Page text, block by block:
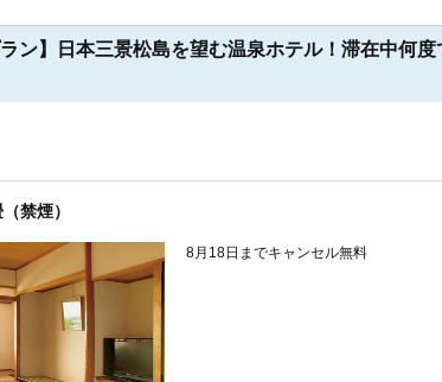
ラン】日本三景松島を望む温泉ホテル！滞在中何
禁煙）
8月18日までキャンセル無料